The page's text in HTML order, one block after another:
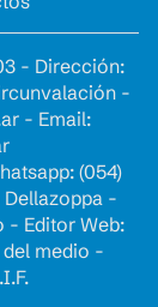
- Dirección:
-
- Email:
(054)
Dellazoppa -
- Editor Web:
medio -